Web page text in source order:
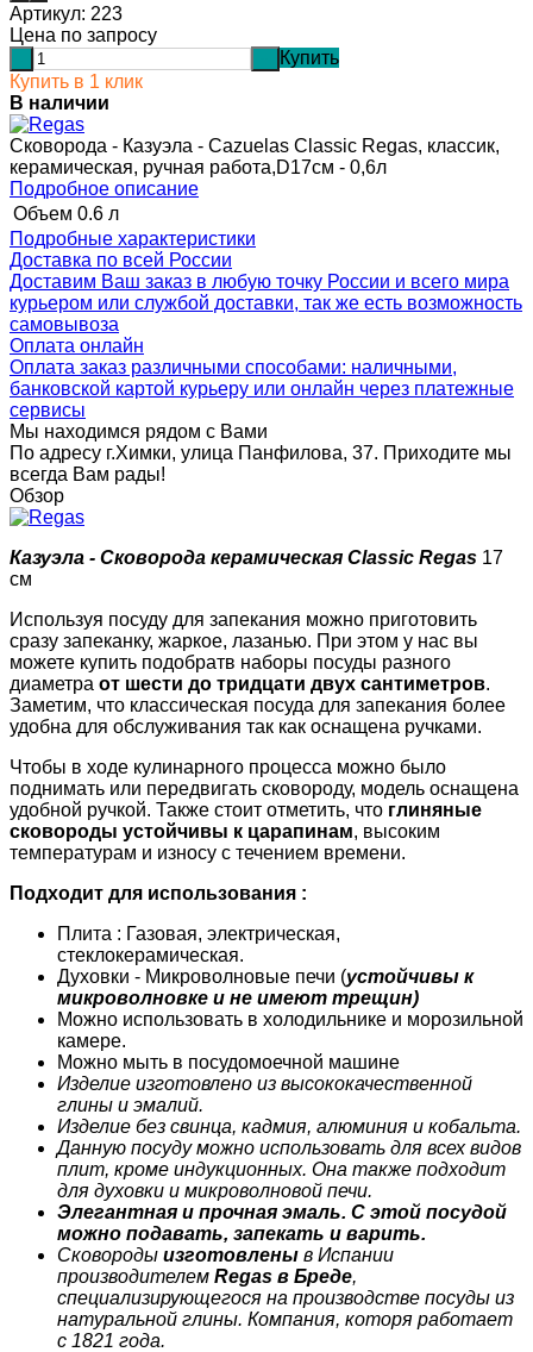
Артикул: 223
Цена по запросу
Купить
Купить в 1 клик
В наличии
Сковорода - Казуэла - Cazuelas Classic Regas, классик,
керамическая, ручная работа,D17cм - 0,6л
Подробное описание
Объем 0.6 л
Подробные характеристики
Доставка по всей России
Доставим Ваш заказ в любую точку России и всего мира
курьером или службой доставки, так же есть возможность
самовывоза
Оплата онлайн
Оплата заказ различными способами: наличными,
банковской картой курьеру или онлайн через платежные
сервисы
Мы находимся рядом с Вами
По адресу г.Химки, улица Панфилова, 37. Приходите мы
всегда Вам рады!
Обзор
Казуэла - Сковорода керамическая Classic Regas 17
см
Используя посуду для запекания можно приготовить
сразу запеканку, жаркое, лазанью. При этом у нас вы
можете купить подобратв наборы посуды разного
диаметра от шести до тридцати двух сантиметров.
Заметим, что классическая посуда для запекания более
удобна для обслуживания так как оснащена ручками.
Чтобы в ходе кулинарного процесса можно было
поднимать или передвигать сковороду, модель оснащена
удобной ручкой. Также стоит отметить, что глиняные
сковороды устойчивы к царапинам, высоким
температурам и износу с течением времени.
Подходит для использования :
Плита : Газовая, электрическая,
стеклокерамическая.
Духовки - Микроволновые печи (устойчивы к
микроволновке и не имеют трещин)
Можно использовать в холодильнике и морозильной
камере.
Можно мыть в посудомоечной машине
Изделие изготовлено из высококачественной
глины и эмалий.
Изделие без свинца, кадмия, алюминия и кобальта.
Данную посуду можно использовать для всех видов
плит, кроме индукционных. Она также подходит
для духовки и микроволновой печи.
Элегантная и прочная эмаль. С этой посудой
можно подавать, запекать и варить.
Сковороды изготовлены в Испании
производителем Regas в Бреде,
специализирующегося на производстве посуды из
натуральной глины. Компания, которя работает
с 1821 года.